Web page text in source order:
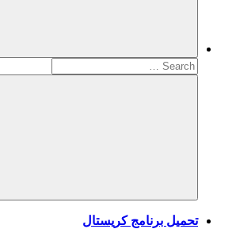
Search
for:
Search
تحميل برنامج كريستال